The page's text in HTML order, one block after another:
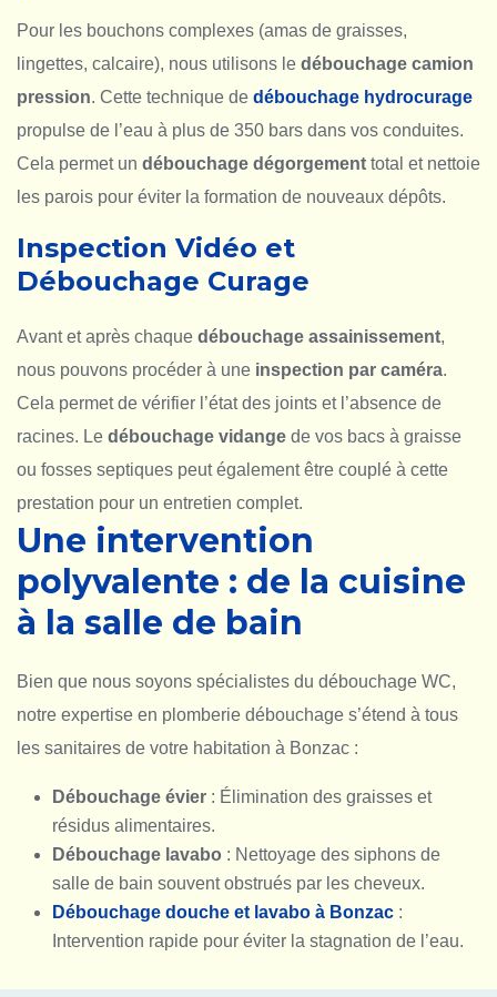
Pour les bouchons complexes (amas de graisses,
lingettes, calcaire), nous utilisons le débouchage camion
pression. Cette technique de débouchage hydrocurage
propulse de l’eau à plus de 350 bars dans vos conduites.
Cela permet un débouchage dégorgement total et nettoie
les parois pour éviter la formation de nouveaux dépôts.
Inspection Vidéo et
Débouchage Curage
Avant et après chaque débouchage assainissement,
nous pouvons procéder à une inspection par caméra.
Cela permet de vérifier l’état des joints et l’absence de
racines. Le débouchage vidange de vos bacs à graisse
ou fosses septiques peut également être couplé à cette
prestation pour un entretien complet.
Une intervention
polyvalente : de la cuisine
à la salle de bain
Bien que nous soyons spécialistes du débouchage WC,
notre expertise en plomberie débouchage s’étend à tous
les sanitaires de votre habitation à Bonzac :
Débouchage évier : Élimination des graisses et
résidus alimentaires.
Débouchage lavabo : Nettoyage des siphons de
salle de bain souvent obstrués par les cheveux.
Débouchage douche et lavabo à Bonzac :
Intervention rapide pour éviter la stagnation de l’eau.